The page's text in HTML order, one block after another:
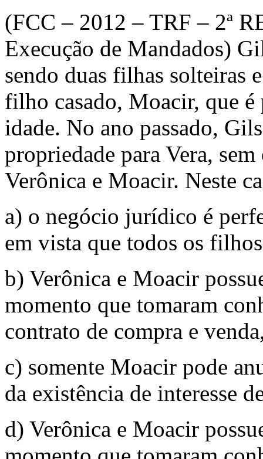
(FCC – 2012 – TRF – 2ª
Execução de Mandados)
sendo duas filhas solteiras
filho casado, Moacir, que
idade. No ano passado,
propriedade para Vera,
Verônica e Moacir. Neste
a) o negócio jurídico é
em vista que todos os
b) Verônica e Moacir
momento que tomaram
contrato de compra e
c) somente Moacir pode
da existência de interesse
d) Verônica e Moacir